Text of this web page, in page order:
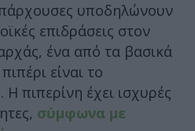
υποδηλώνουν
επιδράσεις στον
ένα από τα βασικά
είναι το
Η πιπερίνη έχει ισχυρές
σύμφωνα με